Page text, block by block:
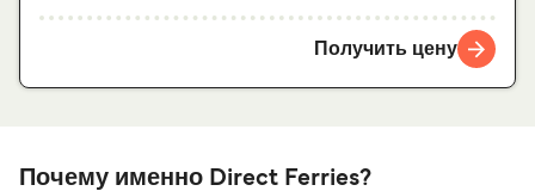
Получить цену
Почему именно Direct Ferries?